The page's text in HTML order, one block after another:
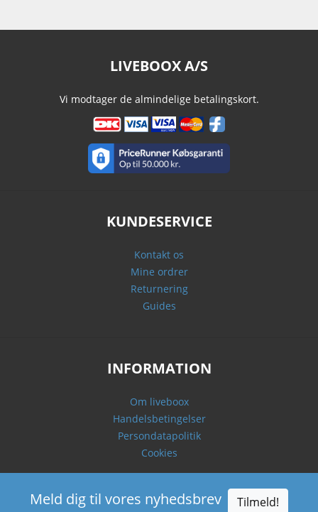
LIVEBOOX A/S
Vi modtager de almindelige betalingskort.
KUNDESERVICE
Kontakt os
Mine ordrer
Returnering
Guides
INFORMATION
Om liveboox
Handelsbetingelser
Persondatapolitik
Cookies
Meld dig til vores nyhedsbrev Tilmeld!